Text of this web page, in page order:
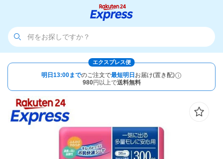
エクスプレス便
明日13:00までのご注文で最短明日 お届け(置き配)
980円以上で送料無料